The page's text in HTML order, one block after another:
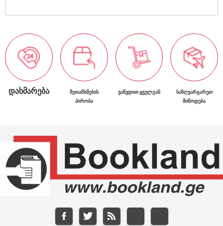
ᲓᲐᲮᲛᲐᲠᲔᲑᲐ
ᲨᲔᲗᲐᲜᲮᲛᲔᲑᲘᲡ
ᲞᲘᲠᲝᲑᲐ
ᲕᲐᲬᲕᲓᲘᲗ ᲧᲕᲔᲚᲒᲐᲜ
ᲡᲐᲖᲦᲕᲐᲠᲒᲐᲠᲔᲗ
ᲛᲘᲬᲝᲓᲔᲑᲐ